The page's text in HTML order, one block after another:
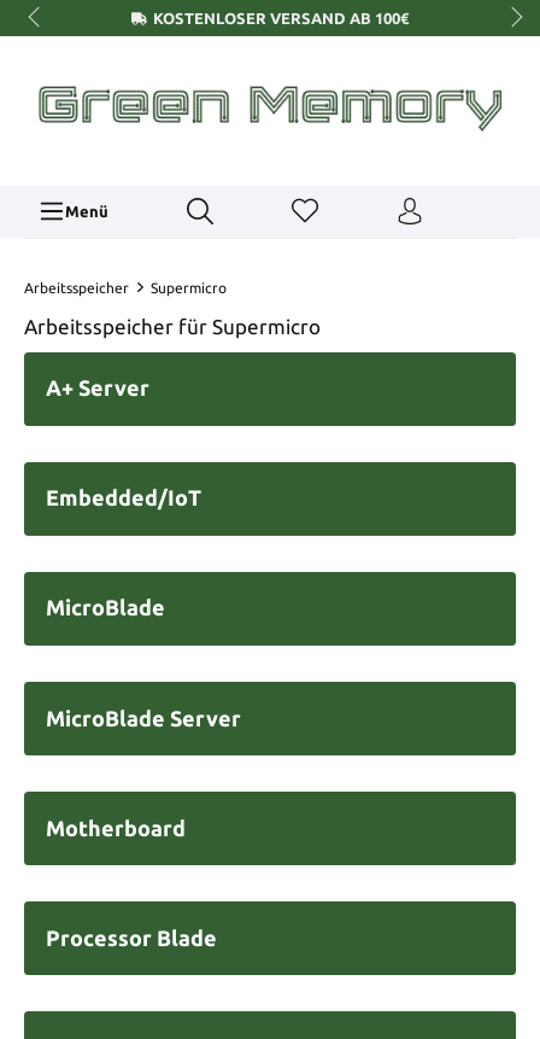
KOSTENLOSER VERSAND AB 100€
Menü
Arbeitsspeicher Supermicro
Arbeitsspeicher für Supermicro
A+ Server
Embedded/IoT
MicroBlade
MicroBlade Server
Motherboard
Processor Blade